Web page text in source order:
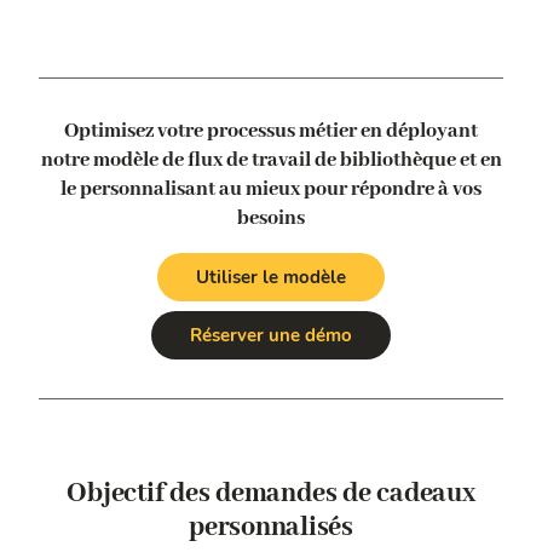
Optimisez votre processus métier en déployant
notre modèle de flux de travail de bibliothèqueet en
le personnalisant au mieux pour répondre à vos
besoins
Utiliser le modèle
Réserver une démo
Objectif des demandes de cadeaux
personnalisés